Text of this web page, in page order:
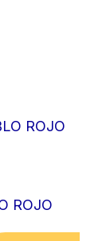
ROJO